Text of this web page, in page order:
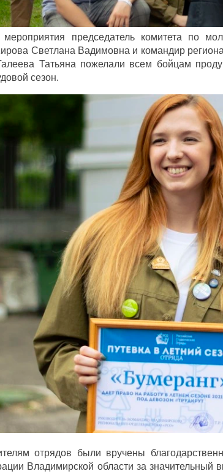
председатель комитета по
Светлана Вадимовна и командир
Татьяна пожелали всем бойцам
сезон.
отрядов были вручены
Владимирской области за значительный